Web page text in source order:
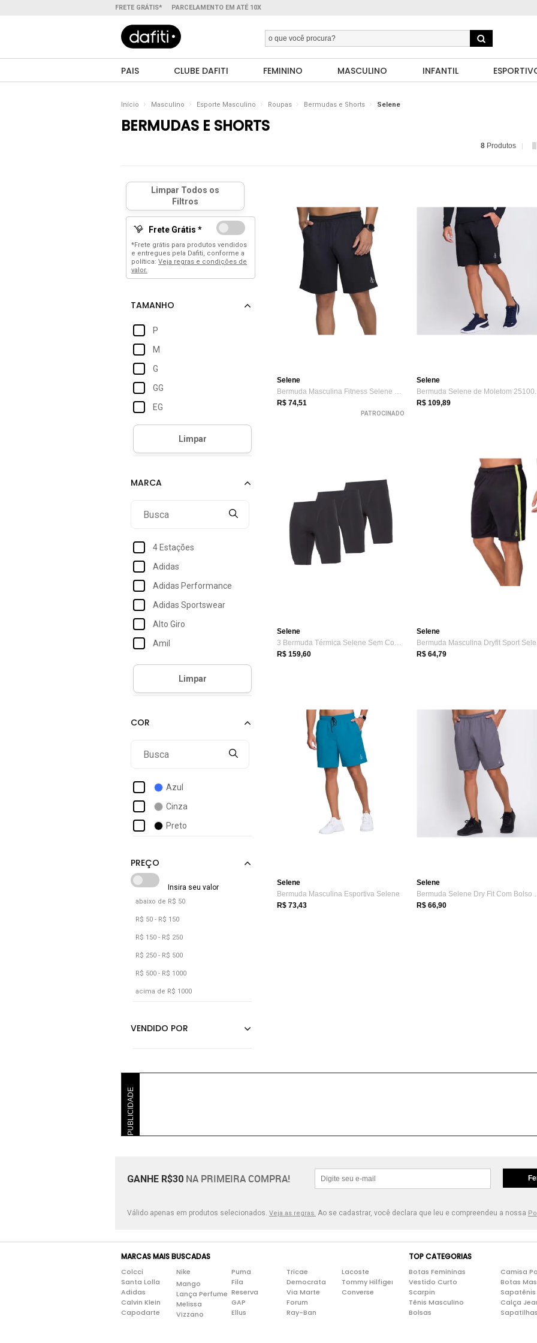
FRETE GRÁTIS* PARCELAMENTO EM ATÉ 10X
PAIS CLUBE DAFITI FEMININO MASCULINO INFANTIL
Início Masculino Esporte Masculino Roupas Bermudas e Shorts Selene
BERMUDAS E SHORTS
8 Produtos
Frete Grátis *
*Frete grátis para produtos vendidos
e entregues pela Dafiti, conforme a
política: Veja regras e condições de
valor.
P
M
G
GG
EG
4 Estações
Adidas
Adidas Performance
Adidas Sportswear
Alto Giro
Amil
Aramis
Benellys
Coimbra
Force Sport Wear
Gjr Modas
Azul
Cinza
Preto
abaixo de R$ 50
R$ 50 - R$ 150
R$ 150 - R$ 250
R$ 250 - R$ 500
R$ 500 - R$ 1000
acima de R$ 1000
Selene
Bermuda Masculina Fitness Selene 25110.0...
R$ 74,51
PATROCINADO
Selene
R$ 109,89
Selene
3 Bermuda Térmica Selene Sem Costura Com...
R$ 159,60
Selene
R$ 64,79
Selene
Bermuda Masculina Esportiva Selene
R$ 73,43
Selene
Bermuda
R$ 66,90
PUBLICIDADE
GANHE R$30 NA PRIMEIRA COMPRA!
Válido apenas em produtos selecionados. Veja as regras. Ao se cadastrar, você declara que leu e compreendeu a nossa
MARCAS MAIS BUSCADAS
Colcci
Santa Lolla
Adidas
Calvin Klein
Capodarte
Nike
Mango
Lança Perfume
Melissa
Vizzano
Puma
Fila
Reserva
GAP
Ellus
Tricae
Democrata
Via Marte
Forum
Ray-Ban
Lacoste
Tommy Hilfiger
Converse
TOP CATEGORIAS
Botas Femininas
Vestido Curto
Scarpin
Tênis Masculino
Bolsas
Camisa
Botas
Sapatênis
Calça
Sapatilhas